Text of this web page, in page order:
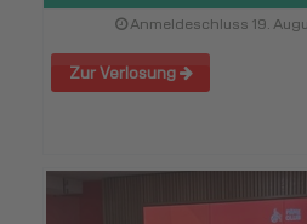
Anmeldeschluss 19.
Zur Verlosung